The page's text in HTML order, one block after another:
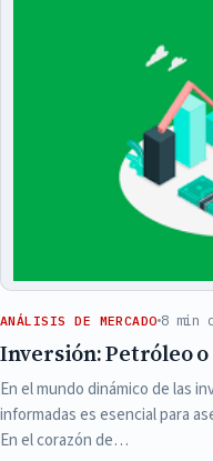
ANÁLISIS DE MERCADO 8 min
Inversión: Petróleo
En el mundo dinámico de las
informadas es esencial para
En el corazón de…